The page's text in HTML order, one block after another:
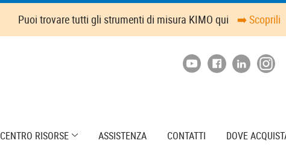
Puoi trovare tutti gli strumenti di misura KIMO qui ➡️ Scoprili
CENTRO RISORSE ASSISTENZA CONTATTI
DOVE